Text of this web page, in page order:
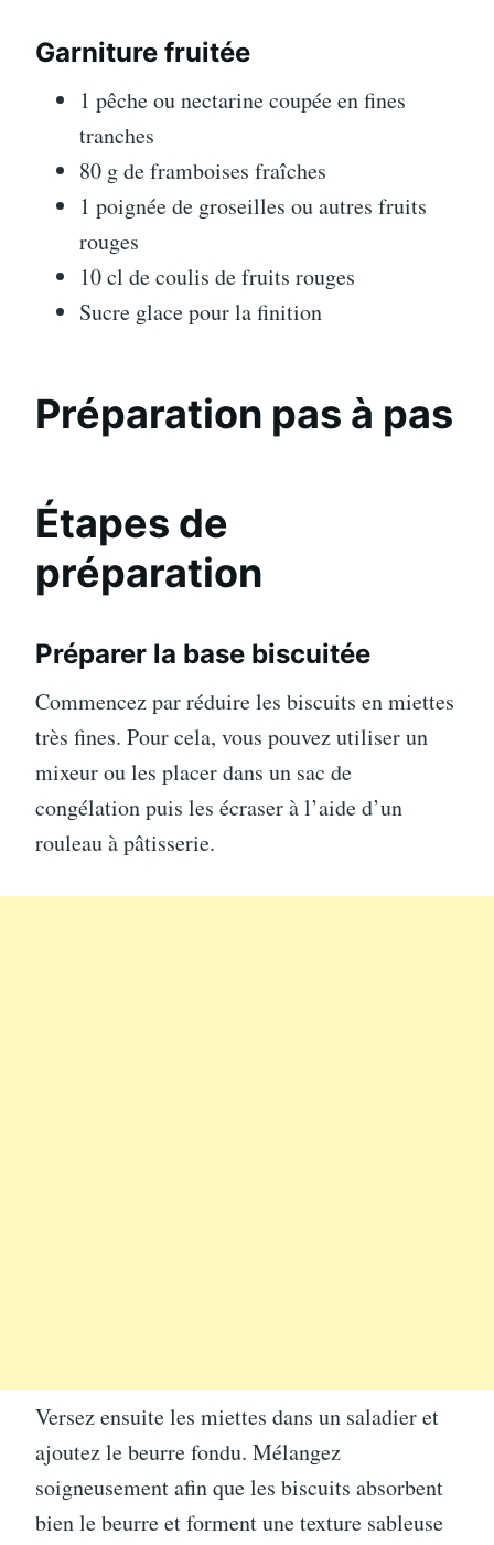
Garniture fruitée
1 pêche ou nectarine coupée en fines
tranches
80 g de framboises fraîches
1 poignée de groseilles ou autres fruits
rouges
10 cl de coulis de fruits rouges
Sucre glace pour la finition
Préparation pas à pas
Étapes de
préparation
Préparer la base biscuitée
Commencez par réduire les biscuits en miettes
très fines. Pour cela, vous pouvez utiliser un
mixeur ou les placer dans un sac de
congélation puis les écraser à l’aide d’un
rouleau à pâtisserie.
Versez ensuite les miettes dans un saladier et
ajoutez le beurre fondu. Mélangez
soigneusement afin que les biscuits absorbent
bien le beurre et forment une texture sableuse